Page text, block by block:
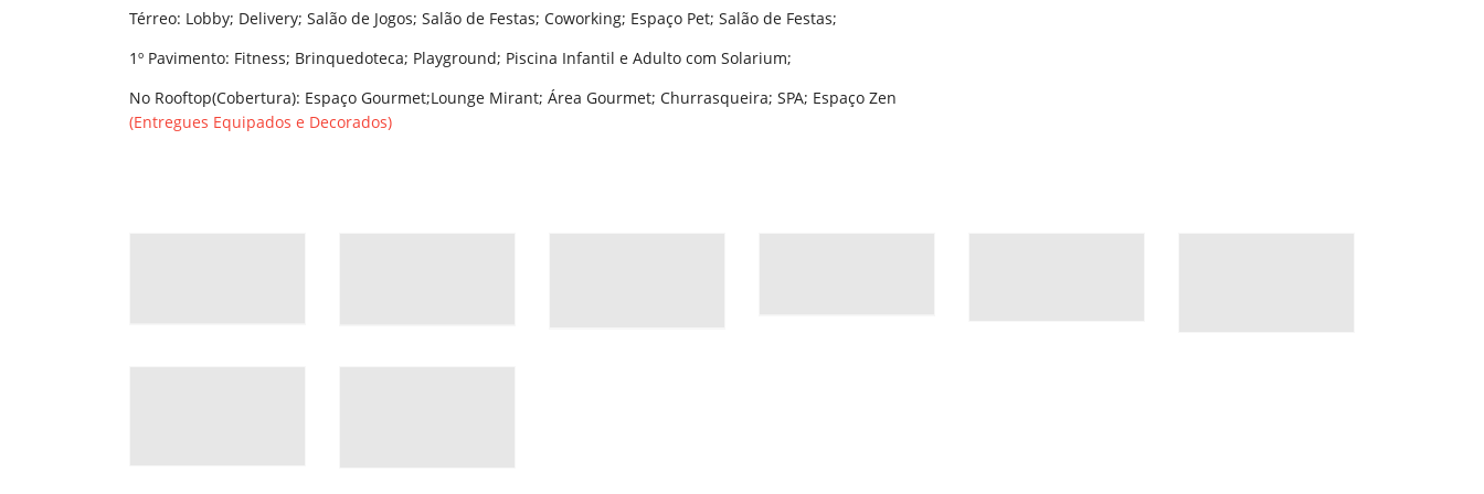
Térreo: Lobby; Delivery; Salão de Jogos; Salão de Festas; Coworking; Espaço Pet; Salão de Festas;
1º Pavimento: Fitness; Brinquedoteca; Playground; Piscina Infantil e Adulto com Solarium;
No Rooftop(Cobertura): Espaço Gourmet;Lounge Mirant; Área Gourmet; Churrasqueira; SPA; Espaço Zen
(Entregues Equipados e Decorados)